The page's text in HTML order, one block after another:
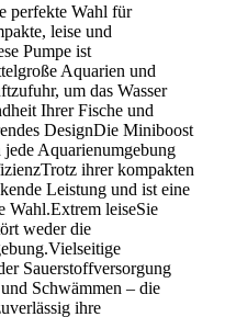
perfekte Wahl für
leise und
Pumpe ist
Aquarien und
um das Wasser
Ihrer Fische und
DesignDie Miniboost
Aquarienumgebung
ihrer kompakten
Leistung und ist eine
Wahl.Extrem leiseSie
weder die
Sauerstoffversorgung
Schwämmen – die
ihre